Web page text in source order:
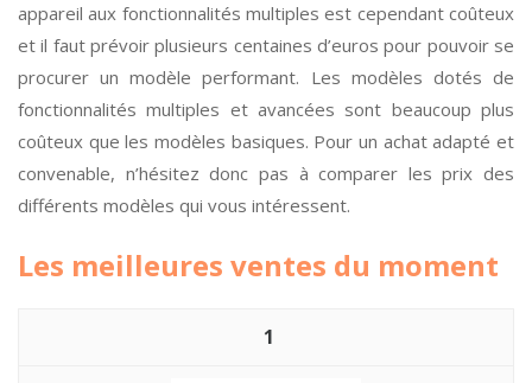
appareil aux fonctionnalités multiples est cependant coûteux
et il faut prévoir plusieurs centaines d’euros pour pouvoir se
procurer un modèle performant. Les modèles dotés de
fonctionnalités multiples et avancées sont beaucoup plus
coûteux que les modèles basiques. Pour un achat adapté et
convenable, n’hésitez donc pas à comparer les prix des
différents modèles qui vous intéressent.
Les meilleures ventes du moment
1